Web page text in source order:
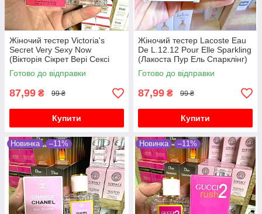
Жіночий тестер Victoria's
Secret Very Sexy Now
(Вікторія Сікрет Вері Сексі
Нау) 40 мл
Готово до відправки
87,99 ₴ 99 ₴
Купити
Жіночий тестер Lacoste Eau
De L.12.12 Pour Elle Sparkling
(Лакоста Пур Ель Спарклінг)
40 мл
Готово до відправки
87,99 ₴ 99 ₴
Купити
Новинка –11% Новинка –11%